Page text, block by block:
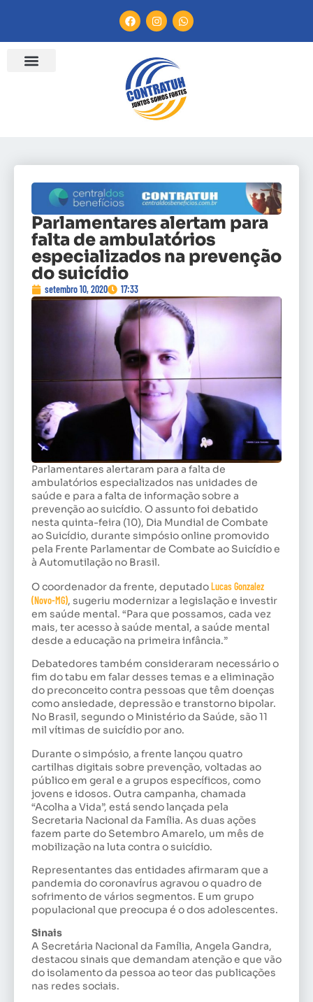
Parlamentares alertam para
falta de ambulatórios
especializados na prevenção
do suicídio
setembro 10, 2020 17:33
Parlamentares alertaram para a falta de
ambulatórios especializados nas unidades de
saúde e para a falta de informação sobre a
prevenção ao suicídio. O assunto foi debatido
nesta quinta-feira (10), Dia Mundial de Combate
ao Suicídio, durante simpósio online promovido
pela Frente Parlamentar de Combate ao Suicídio e
à Automutilação no Brasil.
O coordenador da frente, deputadoLucas Gonzalez
(Novo-MG), sugeriu modernizar a legislação e investir
em saúde mental. “Para que possamos, cada vez
mais, ter acesso à saúde mental, a saúde mental
desde a educação na primeira infância.”
Debatedores também consideraram necessário o
fim do tabu em falar desses temas e a eliminação
do preconceito contra pessoas que têm doenças
como ansiedade, depressão e transtorno bipolar.
No Brasil, segundo o Ministério da Saúde, são 11
mil vítimas de suicídio por ano.
Durante o simpósio, a frente lançou quatro
cartilhas digitais sobre prevenção, voltadas ao
público em geral e a grupos específicos, como
jovens e idosos. Outra campanha, chamada
“Acolha a Vida”, está sendo lançada pela
Secretaria Nacional da Família. As duas ações
fazem parte do Setembro Amarelo, um mês de
mobilização na luta contra o suicídio.
Representantes das entidades afirmaram que a
pandemia do coronavírus agravou o quadro de
sofrimento de vários segmentos. E um grupo
populacional que preocupa é o dos adolescentes.
Sinais
A Secretária Nacional da Família, Angela Gandra,
destacou sinais que demandam atenção e que vão
do isolamento da pessoa ao teor das publicações
nas redes sociais.